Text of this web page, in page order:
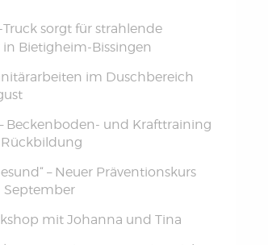
Truck sorgt für strahlende
in Bietigheim-Bissingen
im Duschbereich
Beckenboden- und Krafttraining
– Neuer Präventionskurs
September
mit Johanna und Tina